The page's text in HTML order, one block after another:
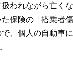
われながら亡く
保険の「搭乗者
、個人の自動車